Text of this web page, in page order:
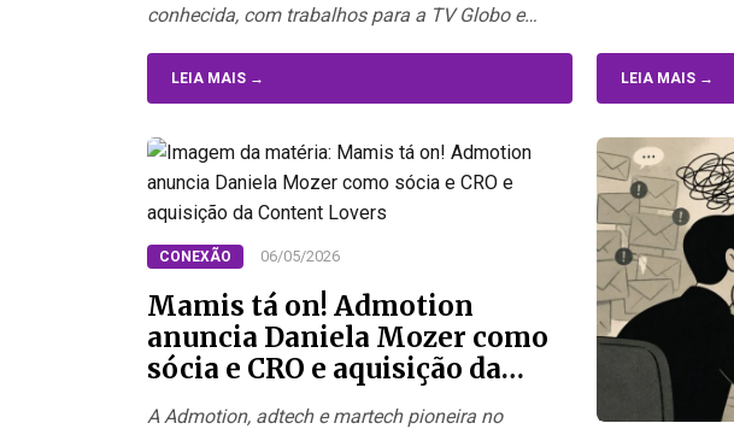
conhecida, com trabalhos para a TV Globo e
LEIA MAIS → LEIA MAIS →
CONEXÃO 06/05/2026
Mamis tá on! Admotion
anuncia Daniela Mozer como
sócia e CRO e aquisição da
Content Lovers
A Admotion, adtech e martech pioneira no